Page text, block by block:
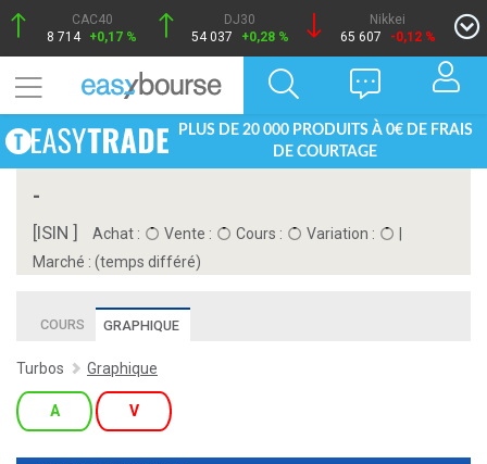
CAC40
8 714 +0,17 %
DJ30
54 037
+0,28 %
Nikkei
65 607
-0,12 %
PLUS DE 20 000 PRODUITS À 0€ DE FRAIS
DE COURTAGE
-
[ISIN ] Achat : Vente : Cours : Variation :
Marché : (temps différé)
COURS GRAPHIQUE
Turbos Graphique
A V